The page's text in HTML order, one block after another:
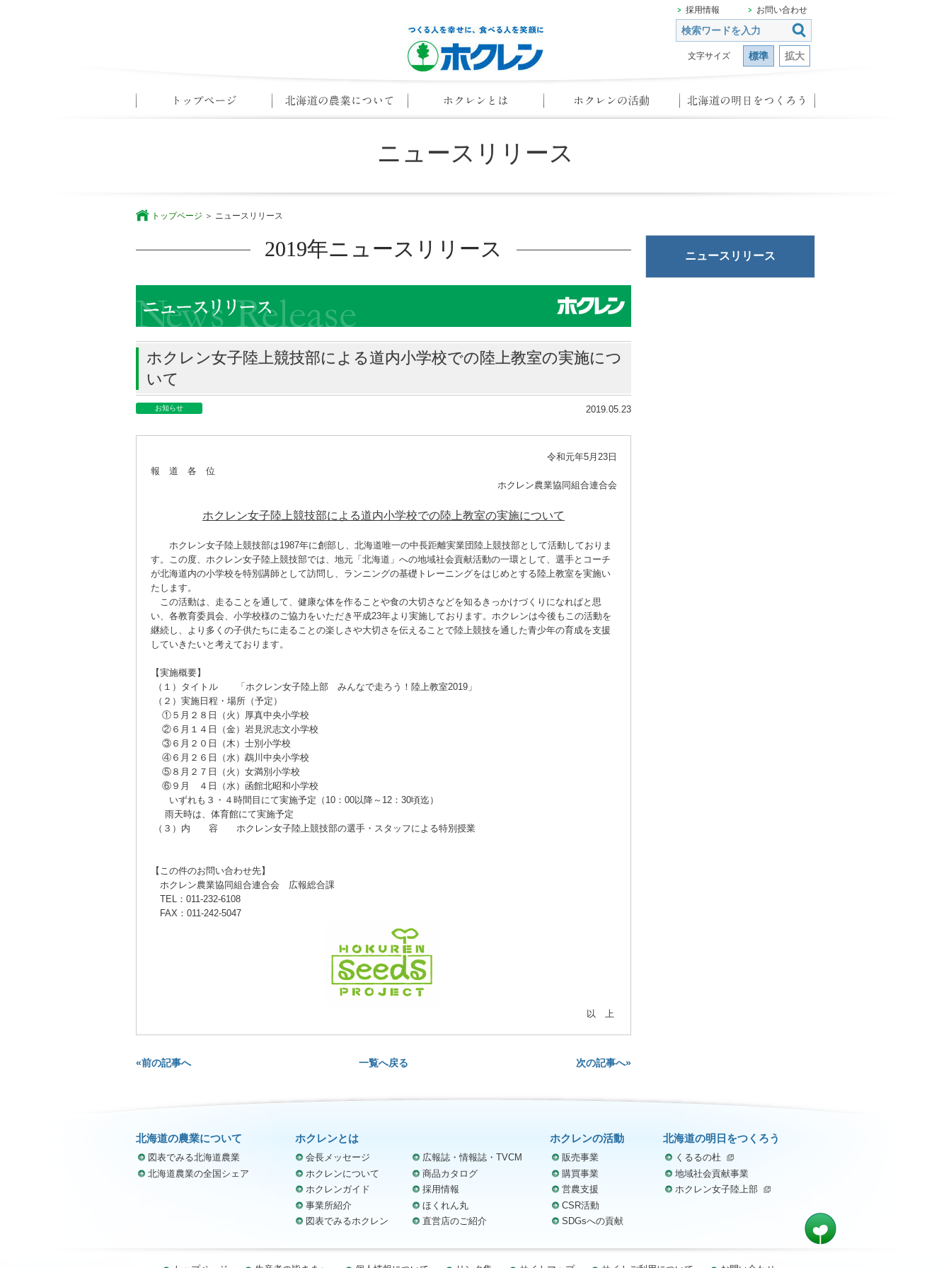
文字サイズ 標準 拡大
採用情報 お問い合わせ
ニュースリリース
トップページ ニュースリリース
2019年ニュースリリース
ホクレン女子陸上競技部による道内小学校での陸上教室の実施につ
いて
お知らせ 2019.05.23
令和元年5月23日
報 道 各 位
ホクレン農業協同組合連合会
ホクレン女子陸上競技部による道内小学校での陸上教室の実施について
ホクレン女子陸上競技部は1987年に創部し、北海道唯一の中長距離実業団陸上競技部として活動しておりま
す。この度、ホクレン女子陸上競技部では、地元「北海道」への地域社会貢献活動の一環として、選手とコーチ
が北海道内の小学校を特別講師として訪問し、ランニングの基礎トレーニングをはじめとする陸上教室を実施い
たします。
この活動は、走ることを通して、健康な体を作ることや食の大切さなどを知るきっかけづくりになればと思
い、各教育委員会、小学校様のご協力をいただき平成23年より実施しております。ホクレンは今後もこの活動を
継続し、より多くの子供たちに走ることの楽しさや大切さを伝えることで陸上競技を通した青少年の育成を支援
していきたいと考えております。
【実施概要】
（１）タイトル 「ホクレン女子陸上部 みんなで走ろう！陸上教室2019」
（２）実施日程・場所（予定）
①５月２８日（火）厚真中央小学校
②６月１４日（金）岩見沢志文小学校
③６月２０日（木）士別小学校
④６月２６日（水）鵡川中央小学校
⑤８月２７日（火）女満別小学校
⑥９月 ４日（水）函館北昭和小学校
いずれも３・４時間目にて実施予定（10：00以降～12：30頃迄）
雨天時は、体育館にて実施予定
（３）内 容 ホクレン女子陸上競技部の選手・スタッフによる特別授業
【この件のお問い合わせ先】
ホクレン農業協同組合連合会 広報総合課
TEL：011-232-6108
FAX：011-242-5047
以 上
一覧へ戻る
«前の記事へ 次の記事へ»
ニュースリリース
北海道の農業について
図表でみる北海道農業
北海道農業の全国シェア
ホクレンとは
会長メッセージ
ホクレンについて
ホクレンガイド
事業所紹介
図表でみるホクレン
広報誌・情報誌・TVCM
商品カタログ
採用情報
ほくれん丸
直営店のご紹介
ホクレンの活動
販売事業
購買事業
営農支援
CSR活動
SDGsへの貢献
北海道の明日をつくろう
くるるの杜
地域社会貢献事業
ホクレン女子陸上部